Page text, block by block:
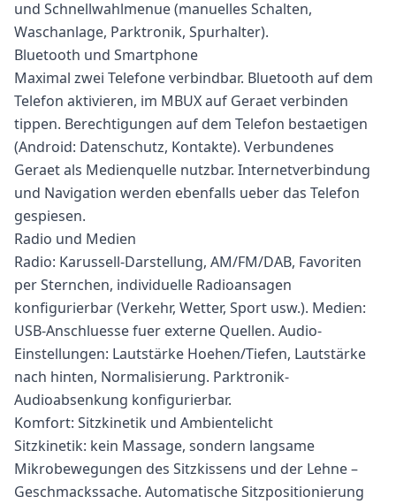
und Schnellwahlmenue (manuelles Schalten,
Waschanlage, Parktronik, Spurhalter).
Bluetooth und Smartphone
Maximal zwei Telefone verbindbar. Bluetooth auf dem
Telefon aktivieren, im MBUX auf Geraet verbinden
tippen. Berechtigungen auf dem Telefon bestaetigen
(Android: Datenschutz, Kontakte). Verbundenes
Geraet als Medienquelle nutzbar. Internetverbindung
und Navigation werden ebenfalls ueber das Telefon
gespiesen.
Radio und Medien
Radio: Karussell-Darstellung, AM/FM/DAB, Favoriten
per Sternchen, individuelle Radioansagen
konfigurierbar (Verkehr, Wetter, Sport usw.). Medien:
USB-Anschluesse fuer externe Quellen. Audio-
Einstellungen: Lautstärke Hoehen/Tiefen, Lautstärke
nach hinten, Normalisierung. Parktronik-
Audioabsenkung konfigurierbar.
Komfort: Sitzkinetik und Ambientelicht
Sitzkinetik: kein Massage, sondern langsame
Mikrobewegungen des Sitzkissens und der Lehne –
Geschmackssache. Automatische Sitzpositionierung